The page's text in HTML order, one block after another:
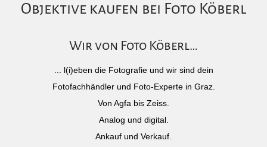
Objektive kaufen bei Foto Köberl
Wir von Foto Köberl…
... l(i)eben die Fotografie und wir sind dein
Fotofachhändler und Foto-Experte in Graz.
Von Agfa bis Zeiss.
Analog und digital.
Ankauf und Verkauf.